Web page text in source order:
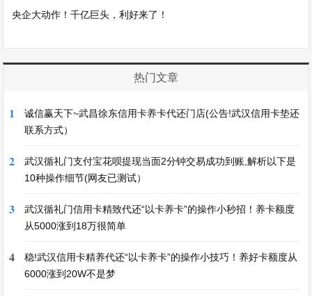
央企大动作！千亿巨头，利好来了！
热门文章
1
诚信赢天下~武昌徐东信用卡养卡代还门店(公告!武汉信用卡垫还
联系方式）
2
武汉循礼门支付宝花呗提现当面2分钟交易成功到账,解析以下是
10种操作细节(网友已测试）
3
武汉循礼门信用卡精致代还“以卡养卡”的操作小秒招！养卡额度
从5000涨到18万很简单
4
稳!武汉信用卡精养代还“以卡养卡”的操作小技巧！养好卡额度从
6000涨到20W不是梦